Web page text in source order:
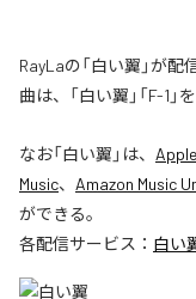
RayLaの「白い翼」が
曲は、「白い翼」「F-1
なお「白い翼 」は、
Music、 Amazon Music
ができる。
各配信サービス： 白い